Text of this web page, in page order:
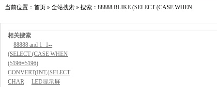
当前位置： 首页 » 全站搜索 » 搜索：88888 RLIKE (SELECT (CASE WHEN
相关搜索
88888 and 1=1--
(SELECT (CASE WHEN
(5196=5196)
CONVERT(INT,(SELECT
CHAR
LED显示屏